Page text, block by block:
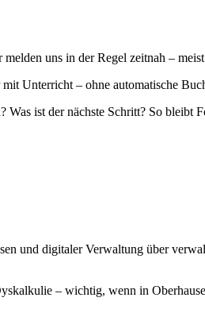
uns in der Regel zeitnah –
Unterricht – ohne automatische
ist der nächste Schritt? So bleibt
und digitaler Verwaltung über
– wichtig, wenn in